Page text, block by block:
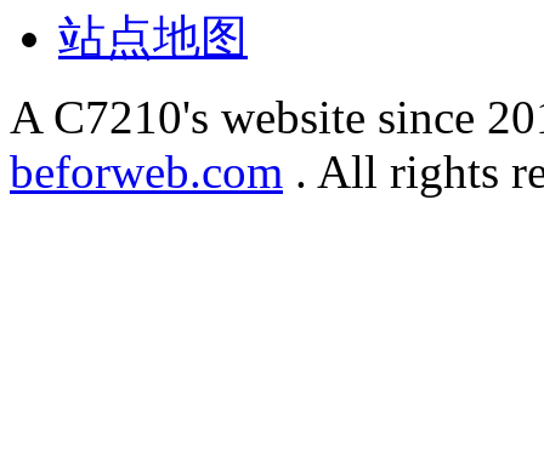
站点地图
A C7210's website since
beforweb.com . All rights